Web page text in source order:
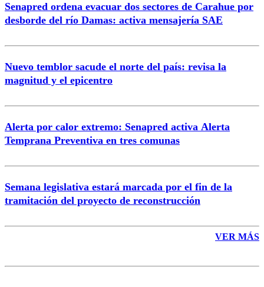
Correo
Senapred ordena evacuar dos sectores de Carahue por
desborde del río Damas: activa mensajería SAE
Nuevo temblor sacude el norte del país: revisa la
magnitud y el epicentro
Alerta por calor extremo: Senapred activa Alerta
Temprana Preventiva en tres comunas
Semana legislativa estará marcada por el fin de la
tramitación del proyecto de reconstrucción
VER MÁS